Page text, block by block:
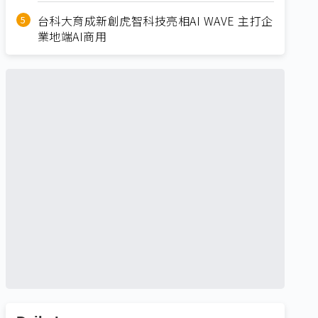
台科大育成新創虎智科技亮相AI WAVE 主打企
業地端AI商用